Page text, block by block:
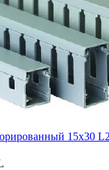
15х30